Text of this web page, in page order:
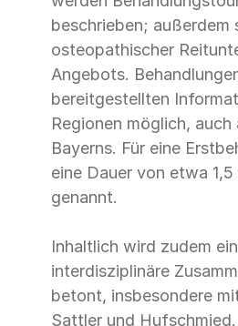
beschrieben; außerdem
osteopathischer
Angebots.
bereitgestellten
Regionen möglich, auch
Bayerns. Für eine
eine Dauer von etwa
genannt.
Inhaltlich wird zudem
interdisziplinäre
betont, insbesondere
Sattler und